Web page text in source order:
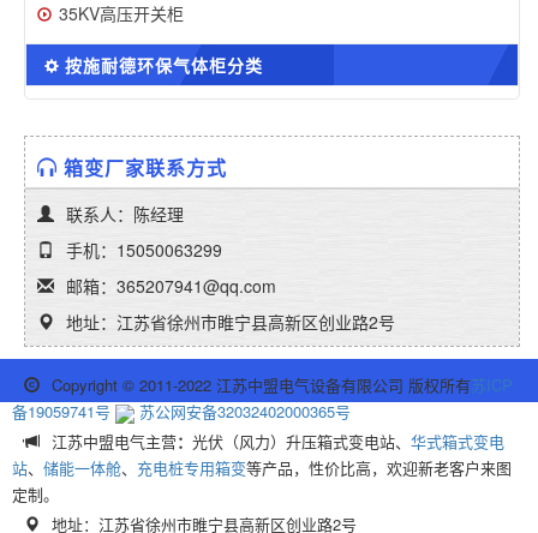
35KV高压开关柜
按施耐德环保气体柜分类
箱变厂家联系方式
联系人：陈经理
手机：15050063299
邮箱：365207941@qq.com
地址：江苏省徐州市睢宁县高新区创业路2号
Copyright © 2011-2022 江苏中盟电气设备有限公司 版权所有苏ICP
备19059741号
苏公网安备32032402000365号
江苏中盟电气主营： 光伏（风力）升压箱式变电站、 华式箱式变电
站、 储能一体舱、 充电桩专用箱变等产品，性价比高，欢迎新老客户来图
定制。
地址：江苏省徐州市睢宁县高新区创业路2号